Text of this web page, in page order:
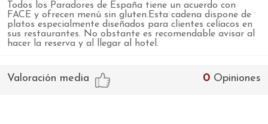
Todos los Paradores de España tiene un acuerdo con
FACE y ofrecen menú sin gluten.Esta cadena dispone de
platos especialmente diseñados para clientes celíacos en
sus restaurantes. No obstante es recomendable avisar al
hacer la reserva y al llegar al hotel.
0 Opiniones
Valoración media